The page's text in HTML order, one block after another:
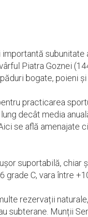
Piatra Goznei
bogate, poieni și
practicarea
decât media
se află amenajate
suportabilă,
C, vara între
rezervații
subterane. Munții